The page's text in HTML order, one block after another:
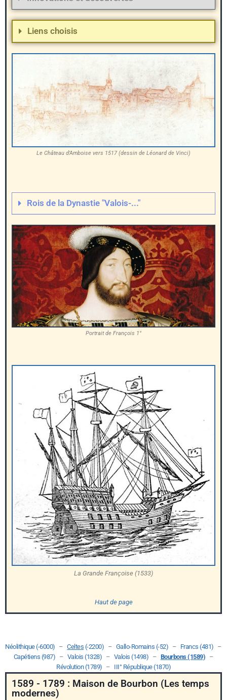
Liens choisis
Le Château d’Amboise vers 1517 (dessin de Léonard de Vinci)
Rois de la Dynastie "Valois-..."
Portrait de François 1°
La Grande Françoise (1533)
Haut de page
Néolithique (-6000) –Celtes (-2200) – Gallo-Romains (-52) – Francs (481) –
Capétiens (987) – Valois (1328) – Valois (1498) – Bourbons (1589) –
Révolution (1789) – III° République (1870)
1589 - 1789 : Maison de Bourbon (Les temps
modernes)